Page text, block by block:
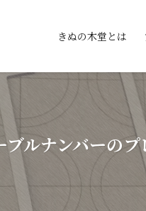
きぬの木堂とは
ルナンバーの